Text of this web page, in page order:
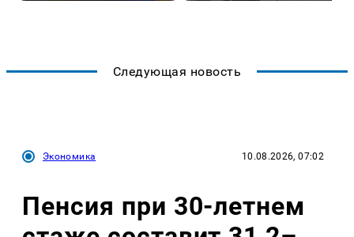
Следующая новость
Экономика 10.08.2026, 07:02
Пенсия при 30-летнем